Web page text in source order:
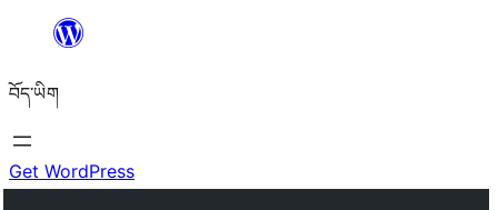
content
བོད་ཡིག
Get WordPress